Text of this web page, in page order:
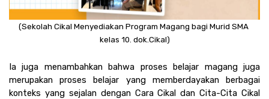
(Sekolah Cikal Menyediakan Program Magang bagi Murid SMA
kelas 10. dok.Cikal)
Ia juga menambahkan bahwa proses belajar magang juga
merupakan proses belajar yang memberdayakan berbagai
konteks yang sejalan dengan Cara Cikal dan Cita-Cita Cikal